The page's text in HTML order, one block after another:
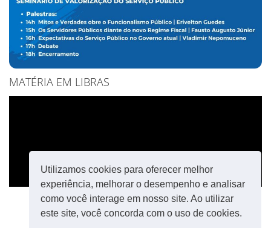
Utilizamos cookies para oferecer melhor
experiência, melhorar o desempenho e analisar
como você interage em nosso site. Ao utilizar
este site, você concorda com o uso de cookies.
MATÉRIA EM LIBRAS